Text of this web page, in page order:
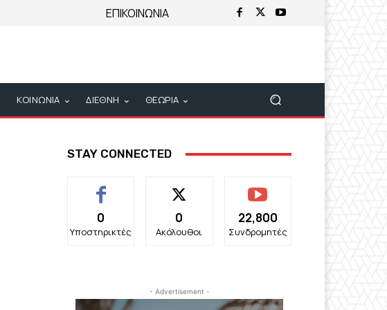
ΕΠΙΚΟΙΝΩΝΙΑ
ΚΟΙΝΩΝΙΑ ΔΙΕΘΝΗ ΘΕΩΡΙΑ
STAY CONNECTED
0
Υποστηρικτές
0
Ακόλουθοι
22,800
Συνδρομητές
- Advertisement -